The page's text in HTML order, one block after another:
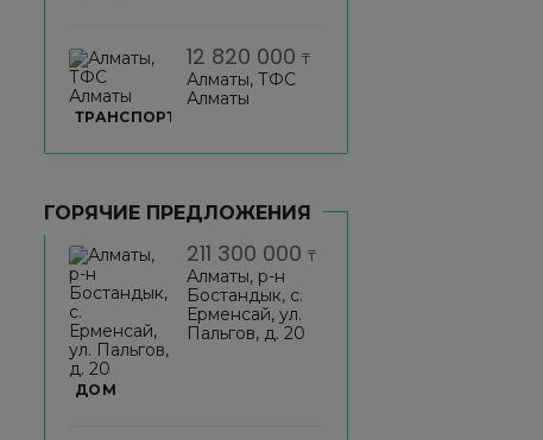
ТРАНСПОРТ
12 820 000 ₸
Алматы, ТФС
Алматы
ГОРЯЧИЕ ПРЕДЛОЖЕНИЯ
ДОМ
211 300 000 ₸
Алматы, р-н
Бостандык, с.
Ерменсай, ул.
Пальгов, д. 20